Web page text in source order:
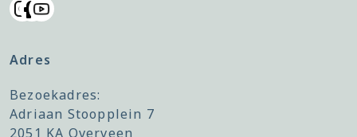
Adres
Bezoekadres:
Adriaan Stoopplein 7
2051 KA Overveen